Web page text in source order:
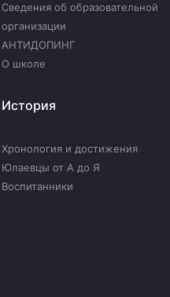
Сведения об образовательной
организации
АНТИДОПИНГ
О школе
История
Хронология и достижения
Юлаевцы от А до Я
Воспитанники